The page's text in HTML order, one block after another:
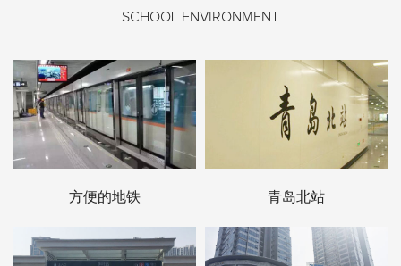
SCHOOL ENVIRONMENT
方便的地铁 青岛北站